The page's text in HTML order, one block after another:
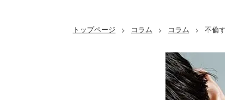
トップページ > コラム > コラム > 不倫